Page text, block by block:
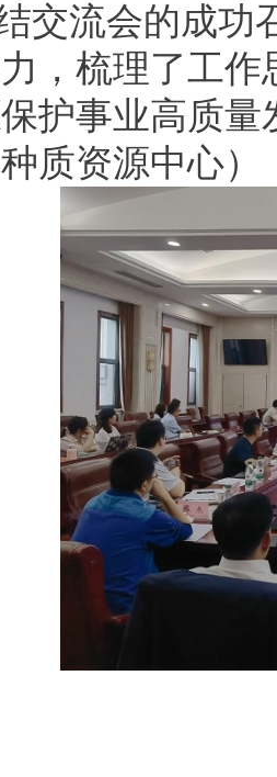
交流会的成功
，梳理了工
护事业高质
质资源中心）